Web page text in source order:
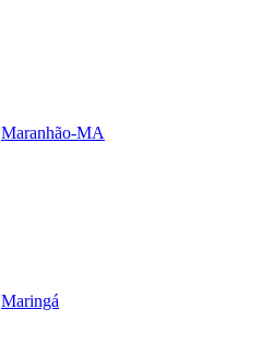
Maranhão-MA
Maringá